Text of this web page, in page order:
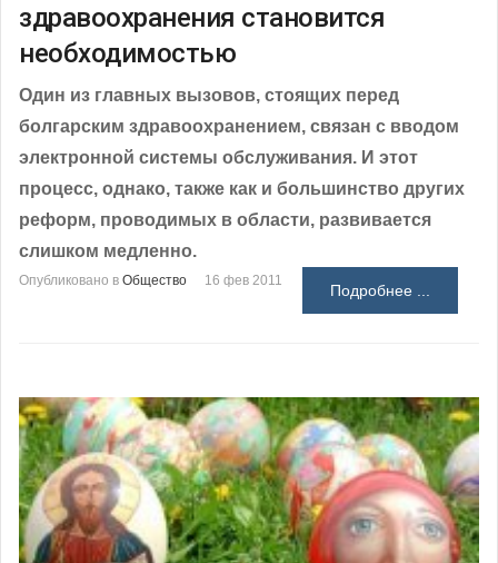
здравоохранения становится
необходимостью
Один из главных вызовов, стоящих перед
болгарским здравоохранением, связан с вводом
электронной системы обслуживания. И этот
процесс, однако, также как и большинство других
реформ, проводимых в области, развивается
слишком медленно.
Опубликовано в Общество 16 фев 2011
Подробнее ...